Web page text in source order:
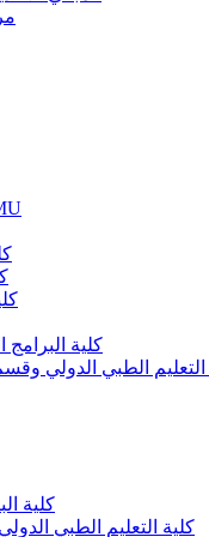
كلية البرامج
التعليم الطبي الدولي
كلية
كلية التعليم الطبي